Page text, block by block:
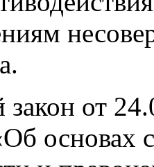
от
основах